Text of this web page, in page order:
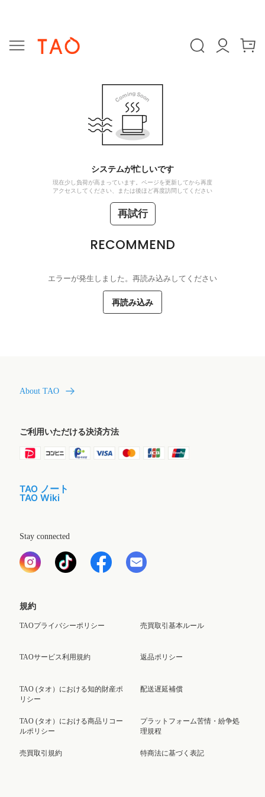
システムが忙しいです
現在少し負荷が高まっています。ページを更新してから再度
アクセスしてください、または後ほど再度訪問してください
再試行
RECOMMEND
エラーが発生しました。再読み込みしてください
再読み込み
About TAO
ご利用いただける決済方法
TAO ノート
TAO Wiki
Stay connected
規約
TAOプライバシーポリシー
TAOサービス利用規約
TAO (タオ）における知的財産ポ
リシー
TAO (タオ）における商品リコー
ルポリシー
売買取引規約
売買取引基本ルール
返品ポリシー
配送遅延補償
プラットフォーム苦情・紛争処
理規程
特商法に基づく表記